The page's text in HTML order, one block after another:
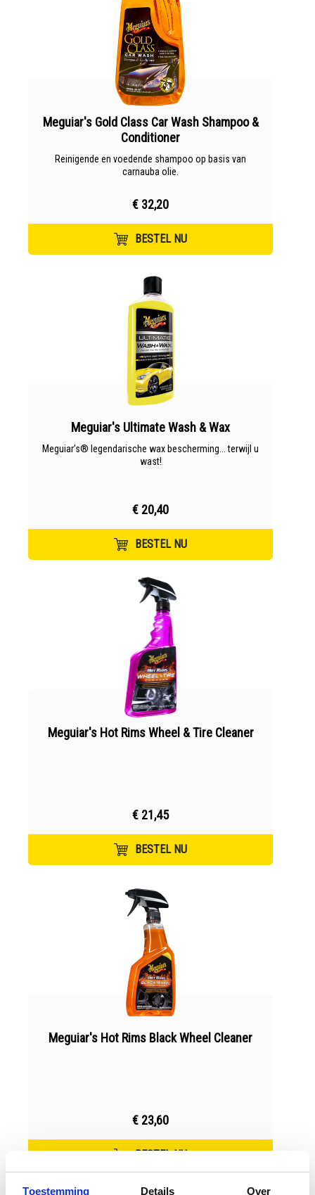
Toestemming Details Over
Meguiar's Gold Class Car Wash Shampoo &
Conditioner
Reinigende en voedende shampoo op basis van
carnauba olie.
€ 32,20
BESTEL NU
Meguiar's Ultimate Wash & Wax
Meguiar’s® legendarische wax bescherming... terwijl u
wast!
€ 20,40
BESTEL NU
Meguiar's Hot Rims Wheel & Tire Cleaner
€ 21,45
BESTEL NU
Meguiar's Hot Rims Black Wheel Cleaner
€ 23,60
BESTEL NU